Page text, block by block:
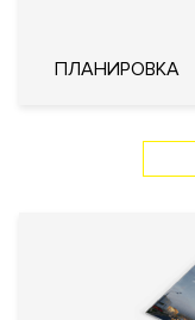
Кондиционирование
ПЛАНИРОВКА